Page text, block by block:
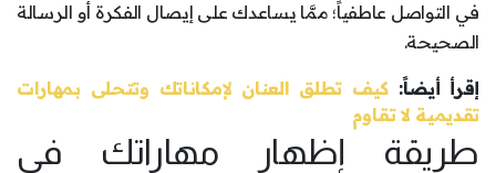
في التواصل عاطفياً؛ ممَّا يساعدك على إيصال الفكرة أو الرسالة
الصحيحة.
إقرأ أيضاً:كيف تطلق العنان لإمكاناتك وتتحلى بمهارات
تقديمية لا تقاوم
طريقة إظهار مهاراتك في